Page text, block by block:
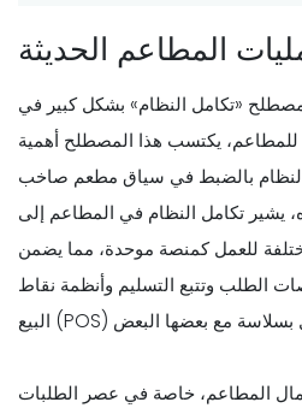
المطاعم الحديثة
مصطلح «تكامل النظام» بشكل كبير في
يكتسب هذا المصطلح أهمية
النظام بالضبط في سياق مطعم صاخب
تكامل النظام في المطاعم إلى
للعمل كمنصة موحدة، مما يضمن
الطلب وتتبع التسليم وأنظمة نقاط
المطاعم، خاصة في عصر الطلبات